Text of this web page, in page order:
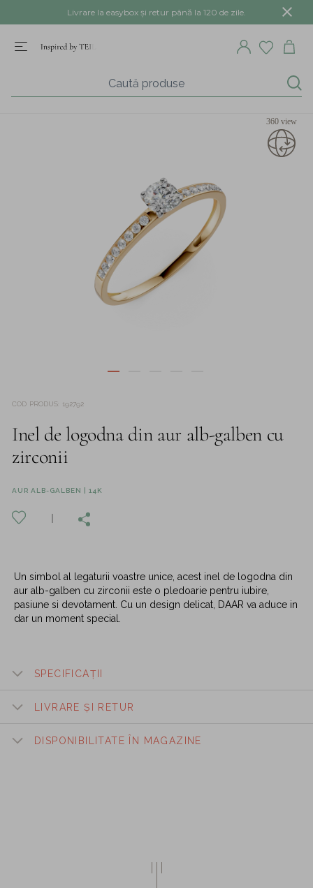
Livrare la easybox și retur până la 120 de zile.
360 view
COD PRODUS 192792
Inel de logodna din aur alb-galben cu
zirconii
AUR ALB-GALBEN | 14K
Un simbol al legaturii voastre unice, acest inel de logodna din
aur alb-galben cu zirconii este o pledoarie pentru iubire,
pasiune si devotament. Cu un design delicat, DAAR va aduce in
dar un moment special.
SPECIFICAȚII
LIVRARE ȘI RETUR
DISPONIBILITATE ÎN MAGAZINE